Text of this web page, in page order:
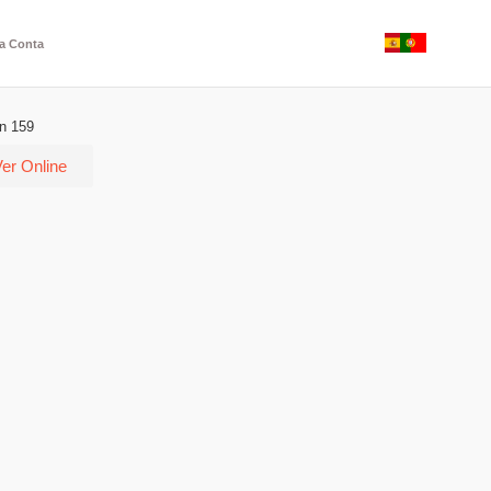
Conta
159
Online